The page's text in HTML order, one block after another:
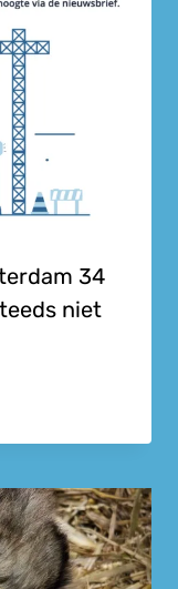
34
niet